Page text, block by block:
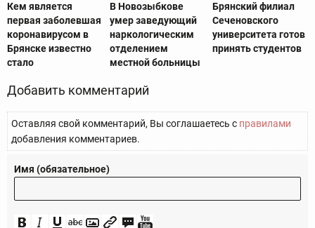
Кем является
первая заболевшая
коронавирусом в
Брянске известно
стало
В Новозыбкове
умер заведующий
наркологическим
отделением
местной больницы
Брянский филиал
Сеченовского
университета готов
принять студентов
Добавить комментарий
Оставляя свой комментарий, Вы соглашаетесь с правилами
добавления комментариев.
Имя (обязательное)